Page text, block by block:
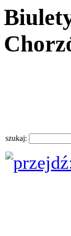
szukaj: